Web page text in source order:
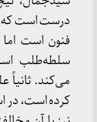
درست است که
فنون است اما
سلطه‌طلب
می‌کند. ثانیاً
کرده است، در